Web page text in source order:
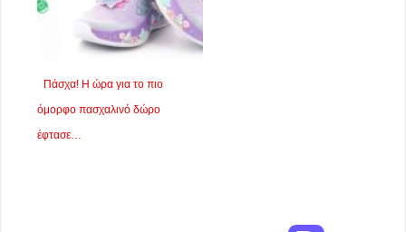
Πάσχα! Η ώρα για το πιο
όμορφο πασχαλινό δώρο
έφτασε…